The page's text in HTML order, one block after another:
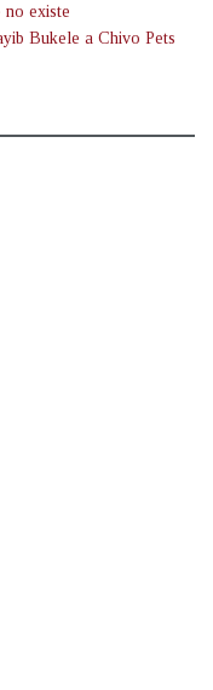
no existe
Bukele a Chivo Pets